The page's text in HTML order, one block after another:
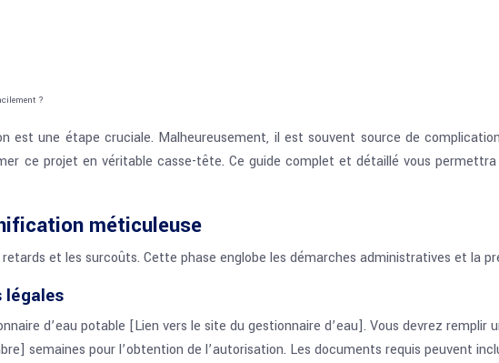
?
est une étape cruciale. Malheureusement, il est souvent source de
ce projet en véritable casse-tête. Ce guide complet et détaillé vous
méticuleuse
et les surcoûts. Cette phase englobe les démarches administratives et la
légales
d’eau potable [Lien vers le site du gestionnaire d’eau]. Vous devrez
semaines pour l’obtention de l’autorisation. Les documents requis peuvent